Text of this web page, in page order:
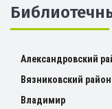
Александровский
Вязниковский район
Владимир